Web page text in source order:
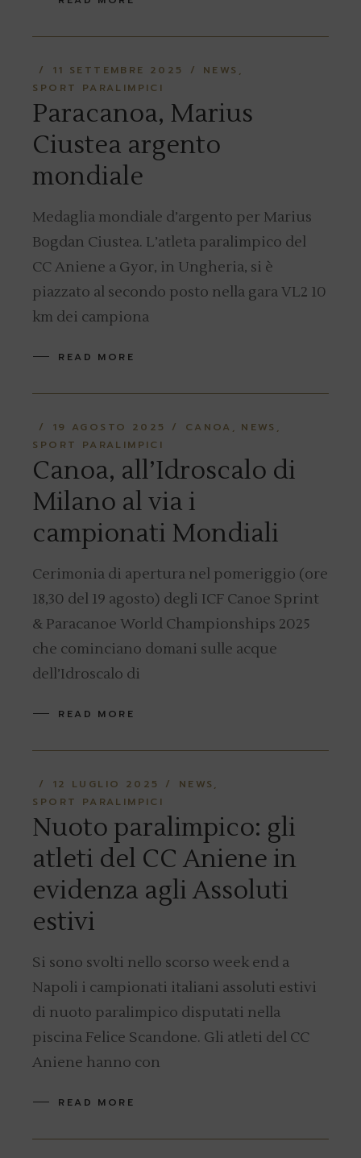
11 SETTEMBRE 2025
NEWS
SPORT PARALIMPICI
Paracanoa, Marius
Ciustea argento
mondiale
Medaglia mondiale d’argento per Marius
Bogdan Ciustea. L’atleta paralimpico del
CC Aniene a Gyor, in Ungheria, si è
piazzato al secondo posto nella gara VL2 10
km dei campiona
READ MORE
19 AGOSTO 2025 CANOA
NEWS
SPORT PARALIMPICI
Canoa, all’Idroscalo di
Milano al via i
campionati Mondiali
Cerimonia di apertura nel pomeriggio (ore
18,30 del 19 agosto) degli ICF Canoe Sprint
& Paracanoe World Championships 2025
che cominciano domani sulle acque
dell’Idroscalo di
READ MORE
12 LUGLIO 2025
NEWS
SPORT PARALIMPICI
Nuoto paralimpico: gli
atleti del CC Aniene in
evidenza agli Assoluti
estivi
Si sono svolti nello scorso week end a
Napoli i campionati italiani assoluti estivi
di nuoto paralimpico disputati nella
piscina Felice Scandone. Gli atleti del CC
Aniene hanno con
READ MORE